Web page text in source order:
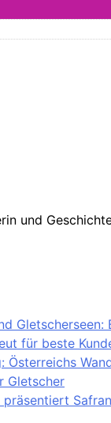
und
für beste
Österreichs
Gletscher